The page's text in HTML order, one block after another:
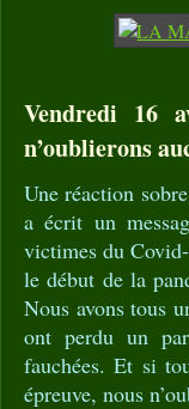
Vendredi 16
n’oublierons
Une réaction
a écrit un
victimes du
le début de la
Nous avons tous
ont perdu un
fauchées. Et si
épreuve, nous